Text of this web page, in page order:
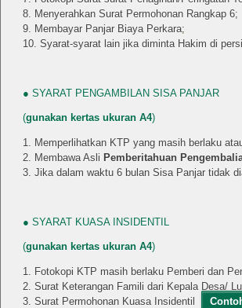
Menyerahkan Surat Permohonan Rangkap 6;
Membayar Panjar Biaya Perkara;
Syarat-syarat lain jika diminta Hakim di
● SYARAT PENGAMBILAN SISA PANJAR
(gunakan kertas ukuran A4)
Memperlihatkan KTP yang masih berlaku
Membawa Asli Pemberitahuan
Jika dalam waktu 6 bulan Sisa Panjar tidak
● SYARAT KUASA INSIDENTIL
(gunakan kertas ukuran A4)
Fotokopi KTP masih berlaku Pemberi dan
Surat Keterangan Famili dari Kepala Desa/
Surat Permohonan Kuasa Insidentil